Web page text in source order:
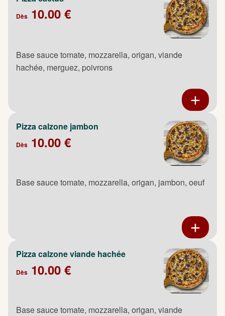
Dès 10.00 €
Base sauce tomate, mozzarella, origan, viande
hachée, merguez, poivrons
Pizza calzone jambon
Dès 10.00 €
Base sauce tomate, mozzarella, origan, jambon, oeuf
Pizza calzone viande hachée
Dès 10.00 €
Base sauce tomate, mozzarella, origan, viande